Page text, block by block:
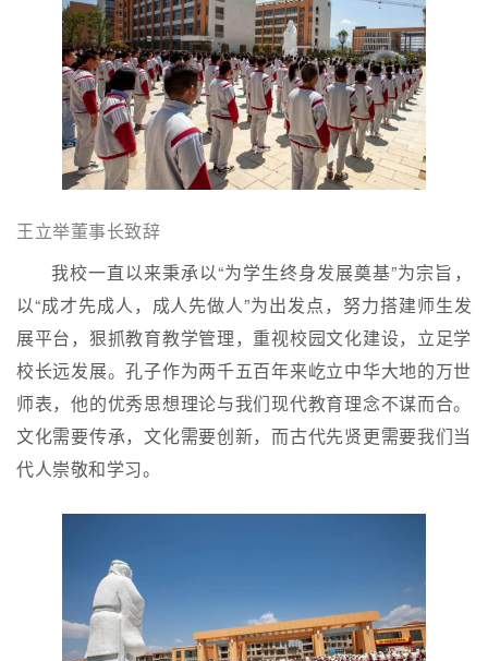
王立举董事长致辞
我校一直以来秉承以“为学生终身发展奠基”为宗旨，
以“成才先成人，成人先做人”为出发点，努力搭建师生发
展平台，狠抓教育教学管理，重视校园文化建设，立足学
校长远发展。孔子作为两千五百年来屹立中华大地的万世
师表，他的优秀思想理论与我们现代教育理念不谋而合。
文化需要传承，文化需要创新，而古代先贤更需要我们当
代人崇敬和学习。